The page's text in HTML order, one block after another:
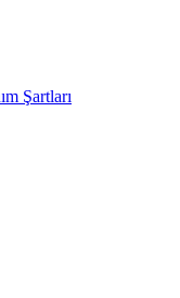
Şartları